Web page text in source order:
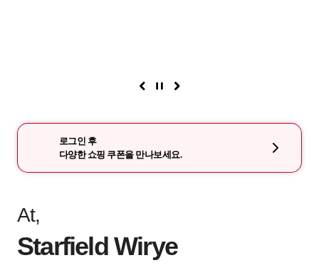
로그인 후
다양한 쇼핑 쿠폰을 만나보세요.
At,
Starfield Wirye